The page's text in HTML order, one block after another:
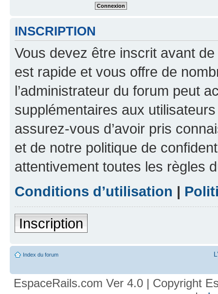
INSCRIPTION
Vous devez être inscrit avant
est rapide et vous offre de
l’administrateur du forum peut
supplémentaires aux
assurez-vous d’avoir pris
et de notre politique de
attentivement toutes les règles
Conditions d’utilisation |
Inscription
Index du forum
EspaceRails.com Ver 4.0 | Copyright